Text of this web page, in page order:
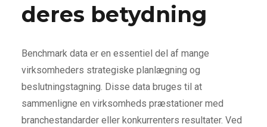
deres betydning
Benchmark data er en essentiel del af mange
virksomheders strategiske planlægning og
beslutningstagning. Disse data bruges til at
sammenligne en virksomheds præstationer med
branchestandarder eller konkurrenters resultater. Ved